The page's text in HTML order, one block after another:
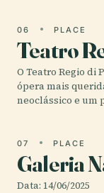
06 PLACE
Teatro
O Teatro Regio di
ópera mais
neoclássico e
07 PLACE
Galeria
Data: 14/06/2025